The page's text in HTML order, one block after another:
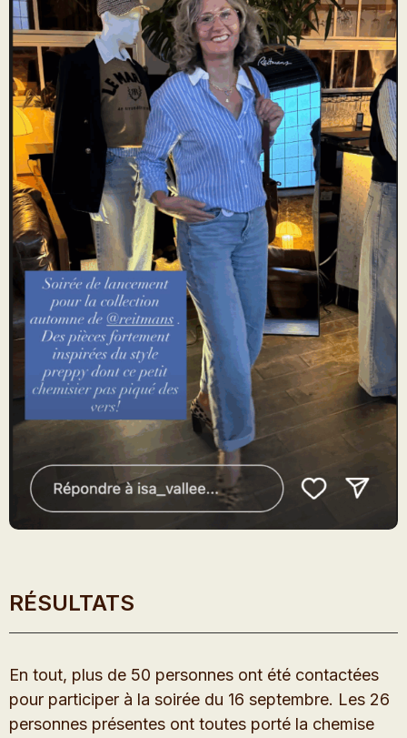
RÉSULTATS
En tout, plus de 50 personnes ont été contactées
pour participer à la soirée du 16 septembre. Les 26
personnes présentes ont toutes porté la chemise